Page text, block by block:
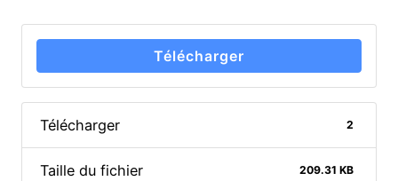
Télécharger
Télécharger 2
Taille du fichier 209.31 KB